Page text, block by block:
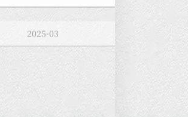
2025-02